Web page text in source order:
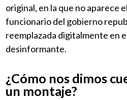
original, en la que no aparece
funcionario del gobierno
reemplazada digitalmente en
desinformante.
¿Cómo nos dimos
un montaje?